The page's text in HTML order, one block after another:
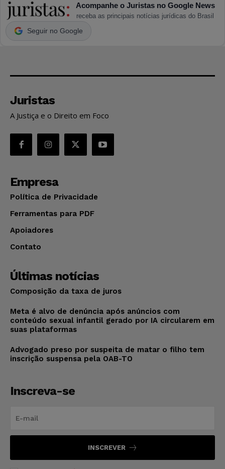
Acompanhe o Juristas no Google News
receba as principais notícias jurídicas do Brasil
Seguir no Google
Juristas
A Justiça e o Direito em Foco
Empresa
Política de Privacidade
Ferramentas para PDF
Apoiadores
Contato
Últimas notícias
Composição da taxa de juros
Meta é alvo de denúncia após anúncios com
conteúdo sexual infantil gerado por IA circularem em
suas plataformas
Advogado preso por suspeita de matar o filho tem
inscrição suspensa pela OAB-TO
Inscreva-se
INSCREVER